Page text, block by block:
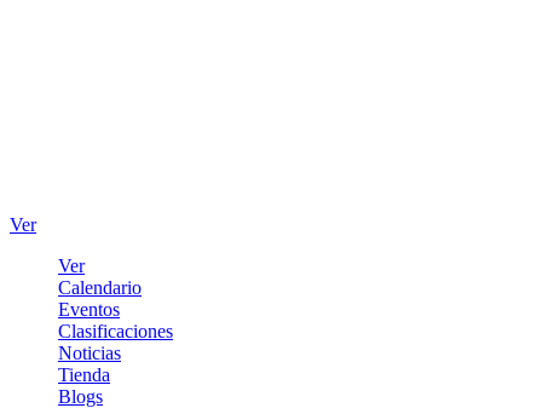
Ver
Ver
Calendario
Eventos
Clasificaciones
Noticias
Tienda
Blogs